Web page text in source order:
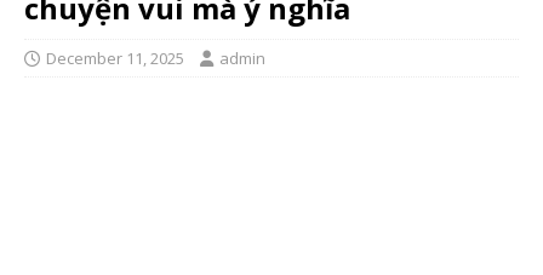
December 11, 2025 admin